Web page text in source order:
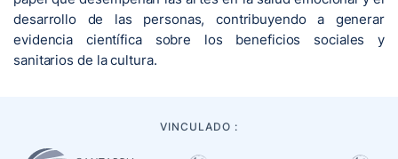
desarrollo de las personas, contribuyendo a generar
evidencia científica sobre los beneficios sociales y
sanitarios de la cultura.
VINCULADO :